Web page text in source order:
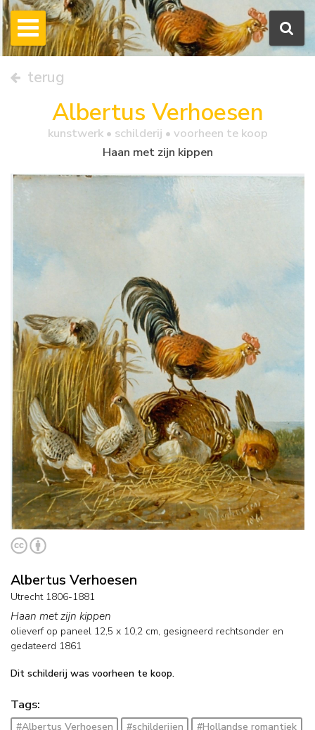
terug
Albertus Verhoesen
kunstwerk • schilderij • voorheen te koop
Haan met zijn kippen
Albertus Verhoesen
Utrecht 1806-1881
Haan met zijn kippen
olieverf op paneel 12,5 x 10,2 cm, gesigneerd rechtsonder en
gedateerd 1861
Dit schilderij was voorheen te koop.
Tags:
#Albertus Verhoesen #schilderijen
#Hollandse romantiek